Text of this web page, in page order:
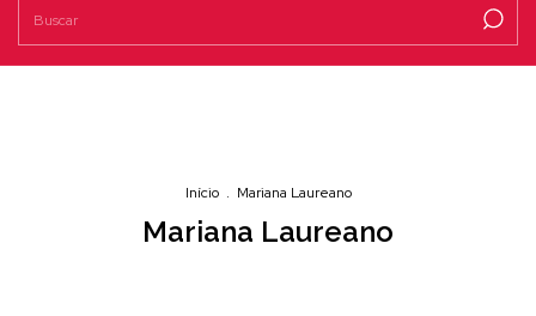
Início . Mariana Laureano
Mariana Laureano